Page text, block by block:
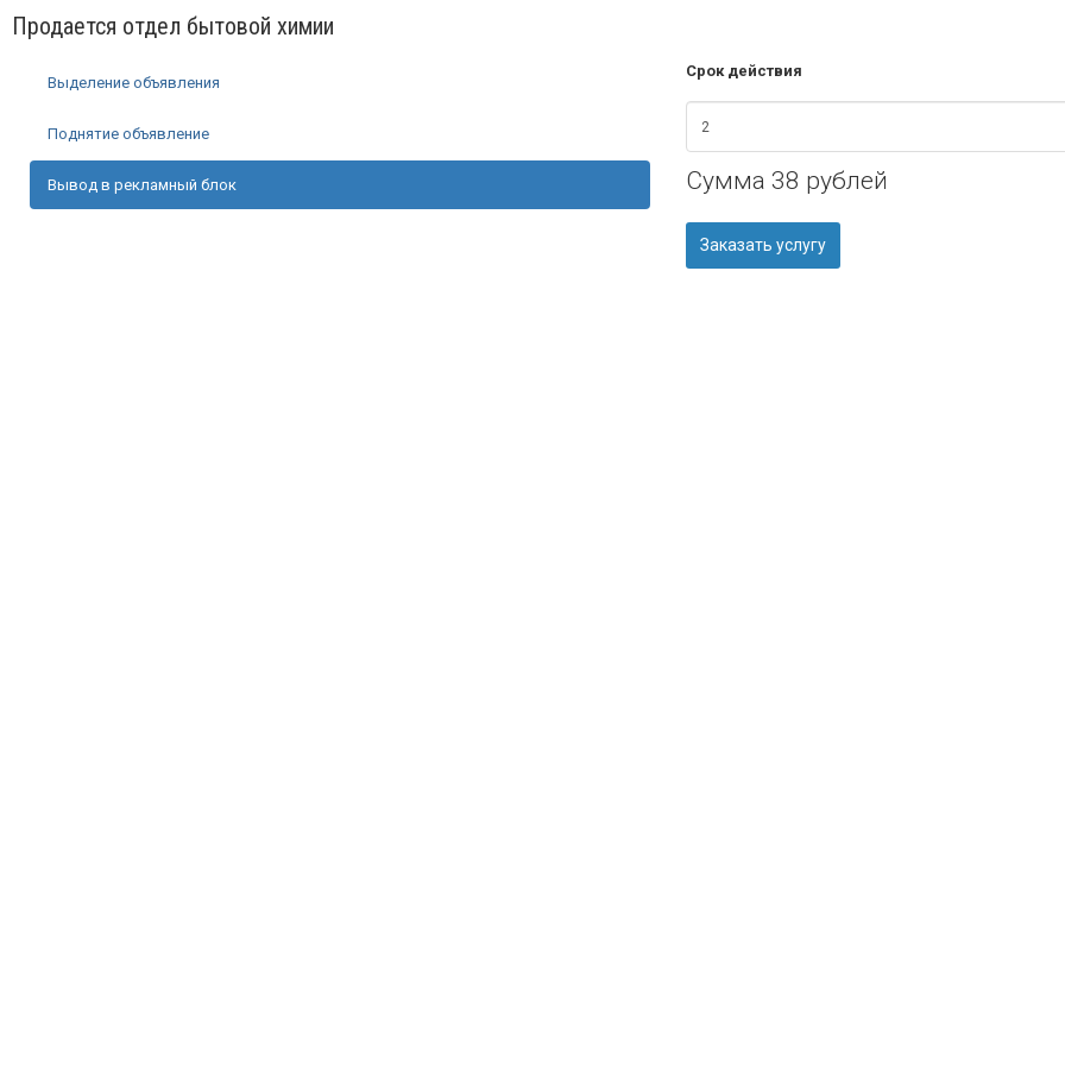
Продается отдел бытовой химии
Выделение объявления
Поднятие объявление
Вывод в рекламный блок
Срок действия
Сумма 38 рублей